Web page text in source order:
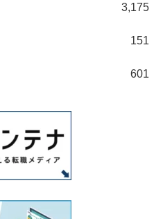
3,175
151
601